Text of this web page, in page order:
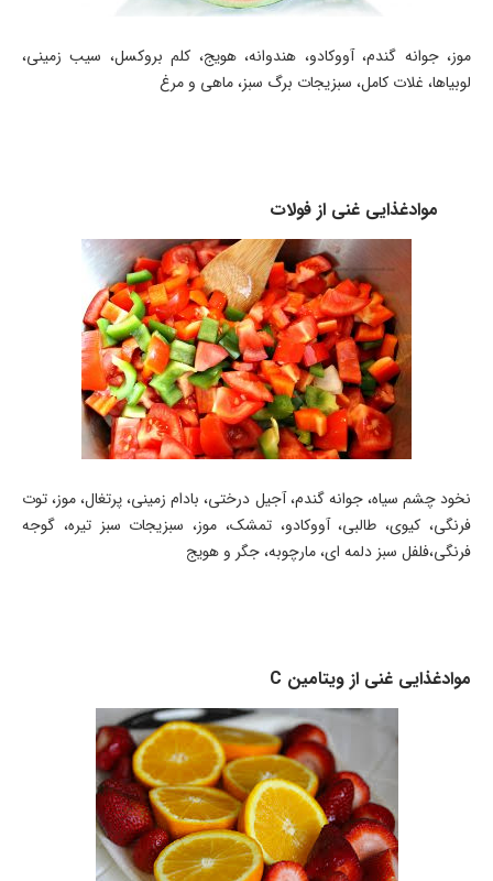
موز، جوانه گندم، آووکادو، هندوانه، هویج، کلم بروکسل، سیب زمینی،
لوبیاها، غلات کامل، سبزیجات برگ سبز، ماهی و مرغ
موادغذایی غنی از فولات
نخود چشم سیاه، جوانه گندم، آجیل درختی، بادام زمینی، پرتغال، موز، توت
فرنگی، کیوی، طالبی، آووکادو، تمشک، موز، سبزیجات سبز تیره، گوجه
فرنگی،فلفل سبز دلمه ای، مارچوبه، جگر و هویج
موادغذایی غنی از ویتامین C